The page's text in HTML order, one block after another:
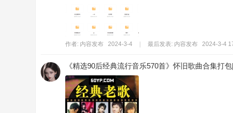
作者: 内容发布 2024-3-4 最后发表: 内容发布 2024-3-4
《精选90后经典流行音乐570首》怀旧歌曲合集打